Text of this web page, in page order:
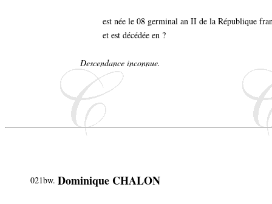
est née le 08 germinal an II de la République
et est décédée en ?
Descendance inconnue.
021bw. Dominique CHALON